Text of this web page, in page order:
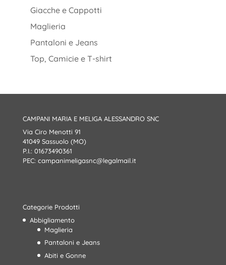
Giacche e Cappotti
Maglieria
Pantaloni e Jeans
Top, Camicie e T-shirt
CAMPANI MARIA E MELIGA ALESSANDRO SNC
Via Ciro Menotti 91
41049 Sassuolo (MO)
P.I.: 01673490361
PEC: campanimeligasnc@legalmail.it
Categorie Prodotti
Abbigliamento
Maglieria
Pantaloni e Jeans
Abiti e Gonne